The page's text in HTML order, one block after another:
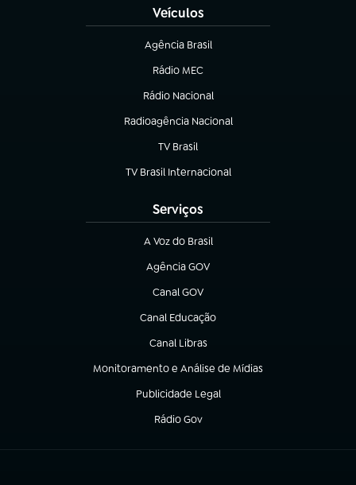
Veículos
Agência Brasil
(abre em nova aba)
Rádio MEC
(abre em nova aba)
Rádio Nacional
Radioagência Nacional
(abre em nova aba)
TV Brasil
(abre em nova aba)
TV Brasil Internacional
(abre em nova aba)
Serviços
A Voz do Brasil
(abre em nova aba)
Agência GOV
(abre em nova aba)
Canal GOV
(abre em nova aba)
Canal Educação
(abre em nova aba)
Canal Libras
(abre em nova aba)
Monitoramento e Análise de Mídias
(abre em nova aba)
Publicidade Legal
(abre em nova aba)
Rádio Gov
(abre em nova aba)